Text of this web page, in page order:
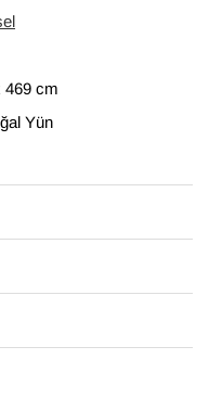
469 cm
Yün